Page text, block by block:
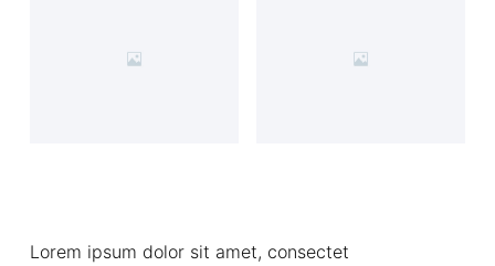
Lorem ipsum dolor sit amet, consectet